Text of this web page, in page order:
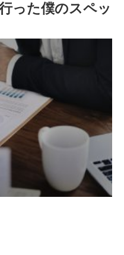
った僕のスペッ